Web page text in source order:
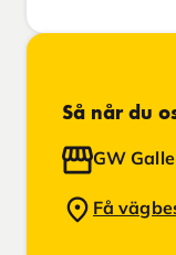
Så når du
GW
Få